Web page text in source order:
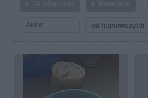
od najnowszych